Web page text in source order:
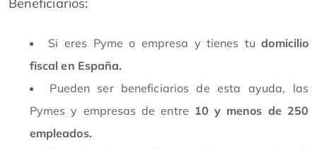
Beneficiarios:
Si eres Pyme o empresa y tienes tudomicilio
fiscal en España.
Pueden ser beneficiarios de esta ayuda, las
Pymes y empresas de entre 10 y menos de 250
empleados.